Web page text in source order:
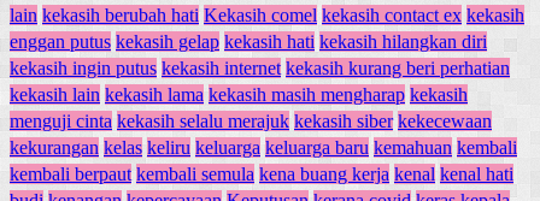
lain kekasih berubah hati Kekasih comel kekasih contact ex kekasih
enggan putus kekasih gelap kekasih hati kekasih hilangkan diri
kekasih ingin putus kekasih internet kekasih kurang beri perhatian
kekasih lain kekasih lama kekasih masih mengharap kekasih
menguji cinta kekasih selalu merajuk kekasih siber kekecewaan
kekurangan kelas keliru keluarga keluarga baru kemahuan kembali
kembali berpaut kembali semula kena buang kerja kenal kenal hati